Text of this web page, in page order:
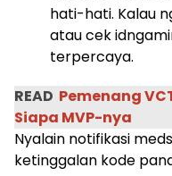
hati-hati. Kalau
atau cek
terpercaya.
READ Pemenang
Siapa MVP-nya
Nyalain notifikasi
ketinggalan kode